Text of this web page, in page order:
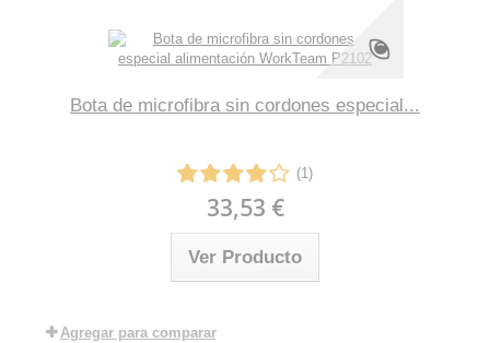
Bota de microfibra sin cordones especial...
(1)
33,53 €
Ver Producto
Agregar para comparar